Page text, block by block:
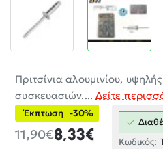
Πριτσίνια αλουμινίου,
συσκευασιών.... Δείτε
Έκπτωση -30%
8,33€
11,90€
Κωδικός: